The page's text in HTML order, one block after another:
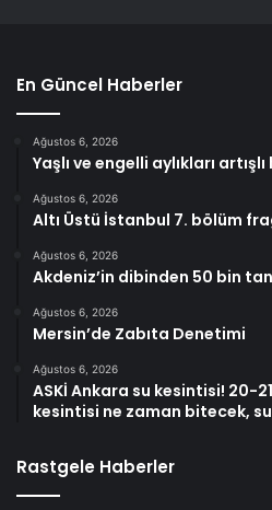
En Güncel Haberler
Ağustos 6, 2026
Yaşlı ve engelli aylıkları
Ağustos 6, 2026
Altı Üstü İstanbul 7. bölüm
Ağustos 6, 2026
Akdeniz’in dibinden 50 bin
Ağustos 6, 2026
Mersin’de Zabıta Denetimi
Ağustos 6, 2026
ASKİ Ankara su kesintisi! 20-
kesintisi ne zaman bitecek,
Rastgele Haberler